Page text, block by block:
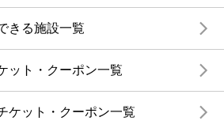
きる施設一覧
ット・クーポン一覧
ケット・クーポン一覧